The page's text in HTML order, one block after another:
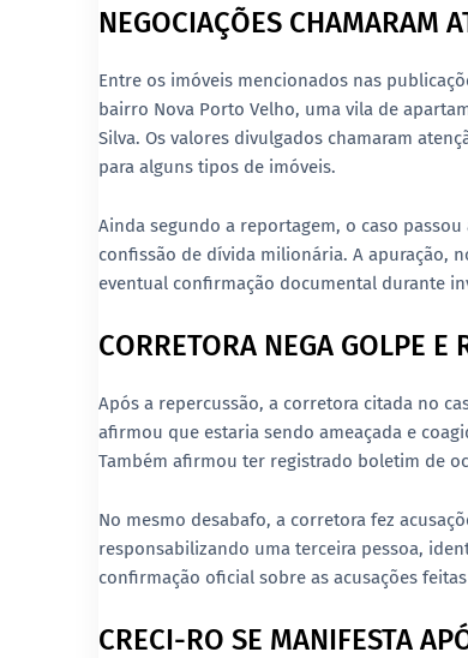
NEGOCIAÇÕES CHAMARAM
Entre os imóveis mencionados nas
bairro Nova Porto Velho, uma vila de
Silva. Os valores divulgados chamaram
para alguns tipos de imóveis.
Ainda segundo a reportagem, o caso
confissão de dívida milionária. A apuração,
eventual confirmação documental durante
CORRETORA NEGA GOLPE E
Após a repercussão, a corretora citada no
afirmou que estaria sendo ameaçada e
Também afirmou ter registrado boletim de
No mesmo desabafo, a corretora fez
responsabilizando uma terceira pessoa,
confirmação oficial sobre as acusações
CRECI-RO SE MANIFESTA